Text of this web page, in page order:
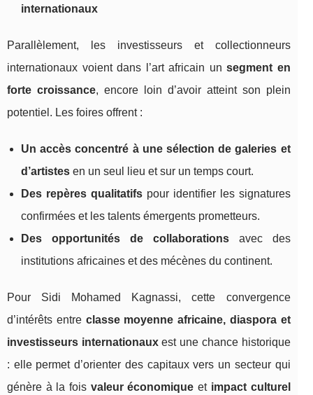
internationaux
Parallèlement, les investisseurs et collectionneurs
internationaux voient dans l’art africain unsegment en
forte croissance, encore loin d’avoir atteint son plein
potentiel. Les foires offrent :
Un accès concentré à une sélection de galeries et
d’artistes en un seul lieu et sur un temps court.
Des repères qualitatifspour identifier les signatures
confirmées et les talents émergents prometteurs.
Des opportunités de collaborationsavec des
institutions africaines et des mécènes du continent.
Pour Sidi Mohamed Kagnassi, cette convergence
d’intérêts entre classe moyenne africaine, diaspora et
investisseurs internationauxest une chance historique
: elle permet d’orienter des capitaux vers un secteur qui
génère à la fois valeur économique et impact culturel